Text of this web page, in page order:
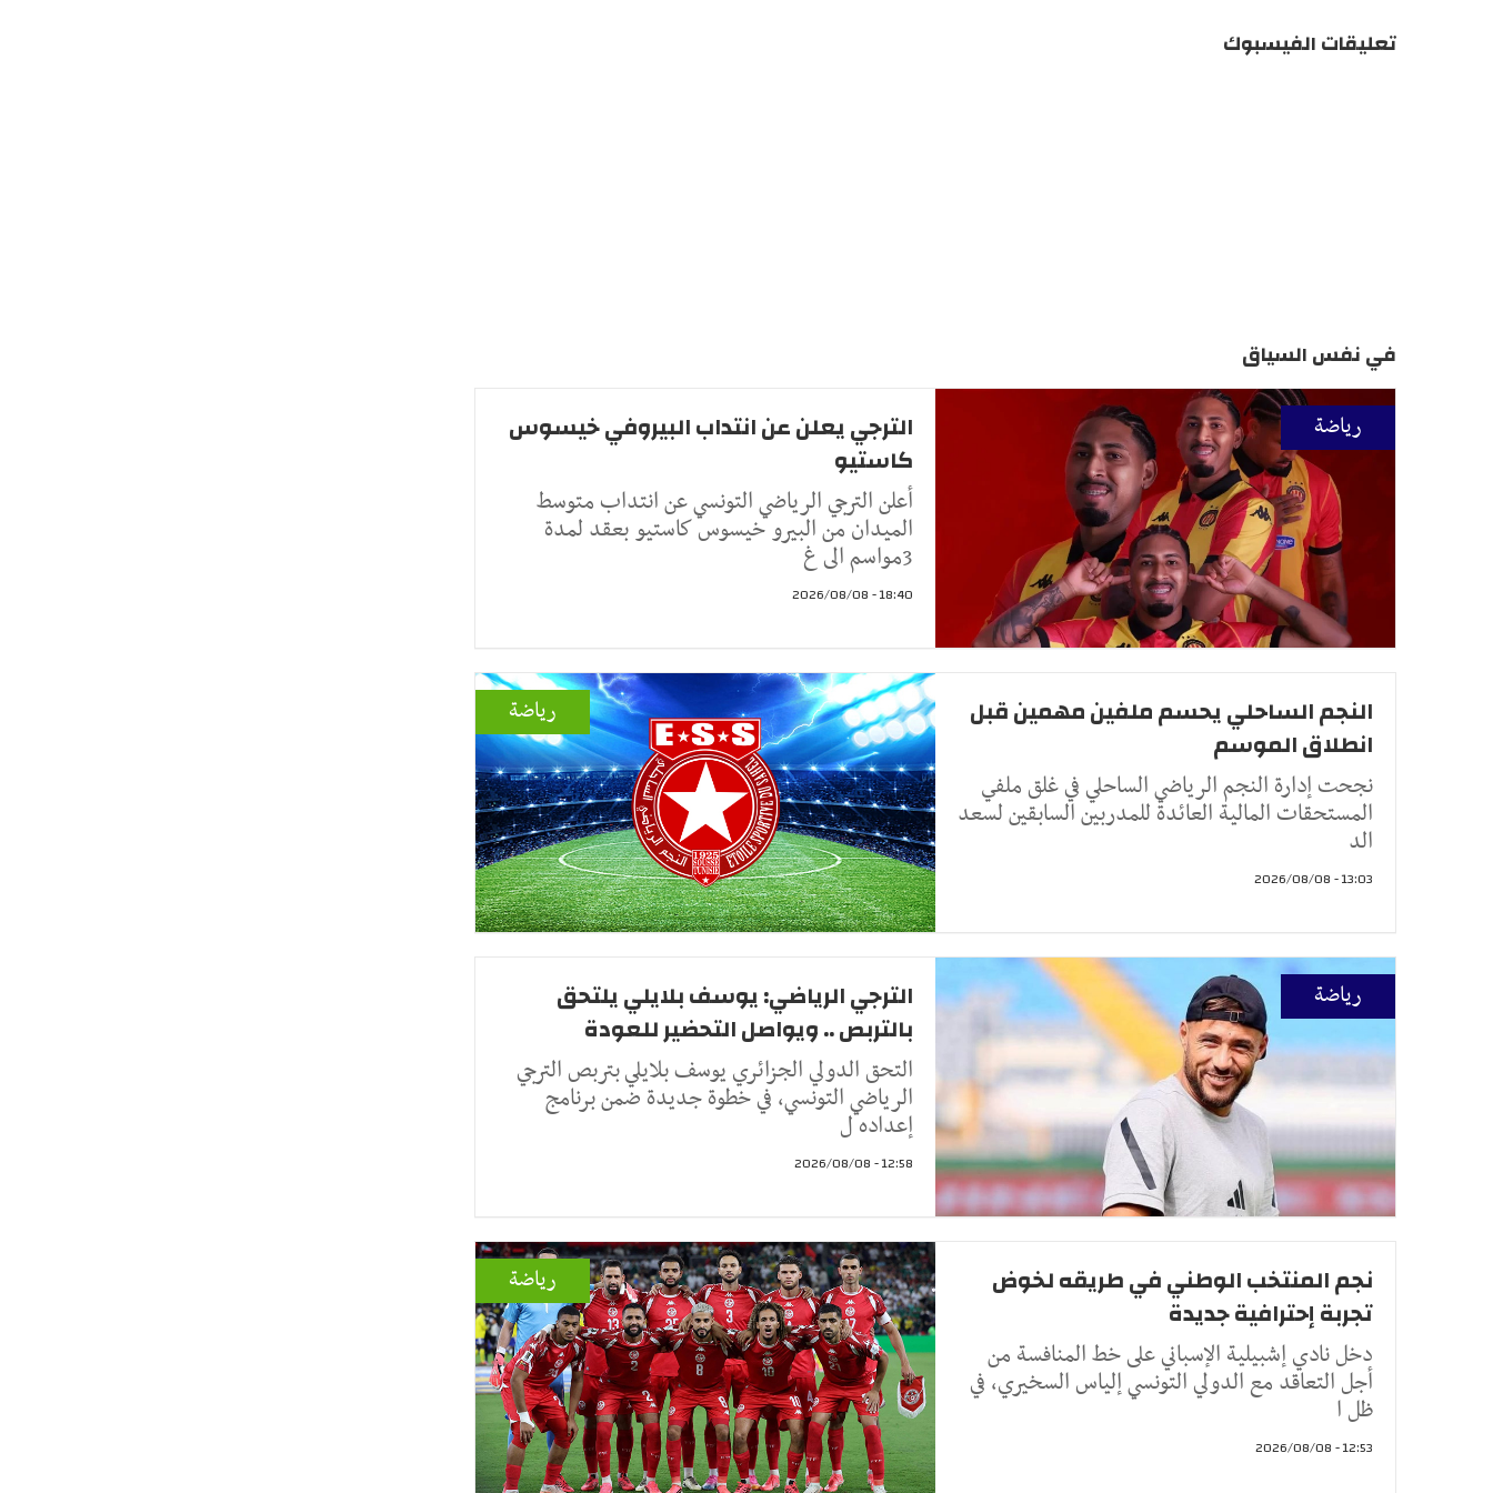
تعليقات الفيسبوك
في نفس السياق
رياضة
الترجي يعلن عن انتداب البيروفي خيسوس
كاستيو
أعلن الترجي الرياضي التونسي عن انتداب متوسط
الميدان من البيرو خيسوس كاستيو بعقد لمدة
3مواسم الى غ
18:40 - 2026/08/08
رياضة
النجم الساحلي يحسم ملفين مهمين قبل
انطلاق الموسم
نجحت إدارة النجم الرياضي الساحلي في غلق ملفي
المستحقات المالية العائدة للمدربين السابقين لسعد
الد
13:03 - 2026/08/08
رياضة
الترجي الرياضي: يوسف بلايلي يلتحق
بالتربص .. ويواصل التحضير للعودة
التحق الدولي الجزائري يوسف بلايلي بتربص الترجي
الرياضي التونسي، في خطوة جديدة ضمن برنامج
إعداده ل
12:58 - 2026/08/08
رياضة
نجم المنتخب الوطني في طريقه لخوض
تجربة إحترافية جديدة
دخل نادي إشبيلية الإسباني على خط المنافسة من
أجل التعاقد مع الدولي التونسي إلياس السخيري، في
ظل ا
12:53 - 2026/08/08